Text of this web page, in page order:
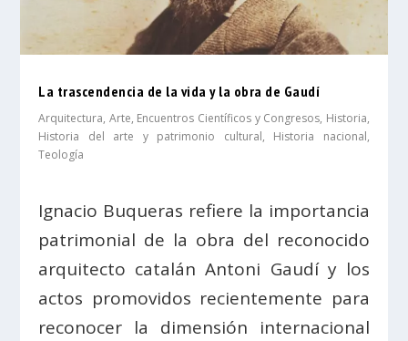
La trascendencia de la vida y la obra de Gaudí
Arquitectura, Arte, Encuentros Científicos y Congresos, Historia,
Historia del arte y patrimonio cultural, Historia nacional,
Teología
Ignacio Buqueras refiere la importancia
patrimonial de la obra del reconocido
arquitecto catalán Antoni Gaudí y los
actos promovidos recientemente para
reconocer la dimensión internacional